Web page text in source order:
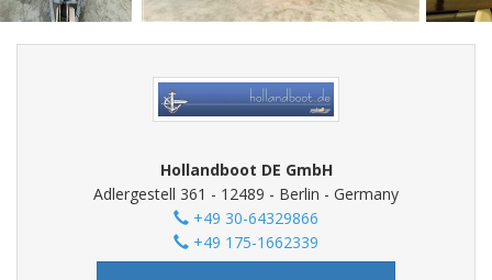
Hollandboot DE GmbH
Adlergestell 361 - 12489 - Berlin - Germany
+49 30-64329866
+49 175-1662339